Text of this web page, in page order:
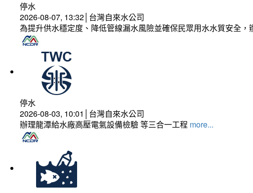
停水
2026-08-07, 13:32│台灣自來水公司
為提升供水穩定度、降低管線漏水風險並確保民眾用水水質安全
停水
2026-08-03, 10:01│台灣自來水公司
辦理龍潭給水廠高壓電氣設備檢驗 等三合一工程 more...